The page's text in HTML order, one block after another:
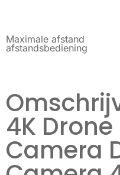
Maximale afstand
afstandsbediening
4K
Camera